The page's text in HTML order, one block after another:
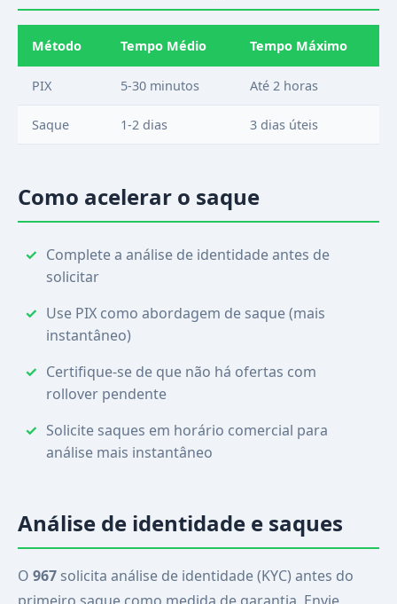
Método Tempo Médio Tempo Máximo
PIX 5-30 minutos Até 2 horas
Saque 1-2 dias 3 dias úteis
Como acelerar o saque
Complete a análise de identidade antes de
solicitar
Use PIX como abordagem de saque (mais
instantâneo)
Certifique-se de que não há ofertas com
rollover pendente
Solicite saques em horário comercial para
análise mais instantâneo
Análise de identidade e saques
O 967 solicita análise de identidade (KYC) antes do